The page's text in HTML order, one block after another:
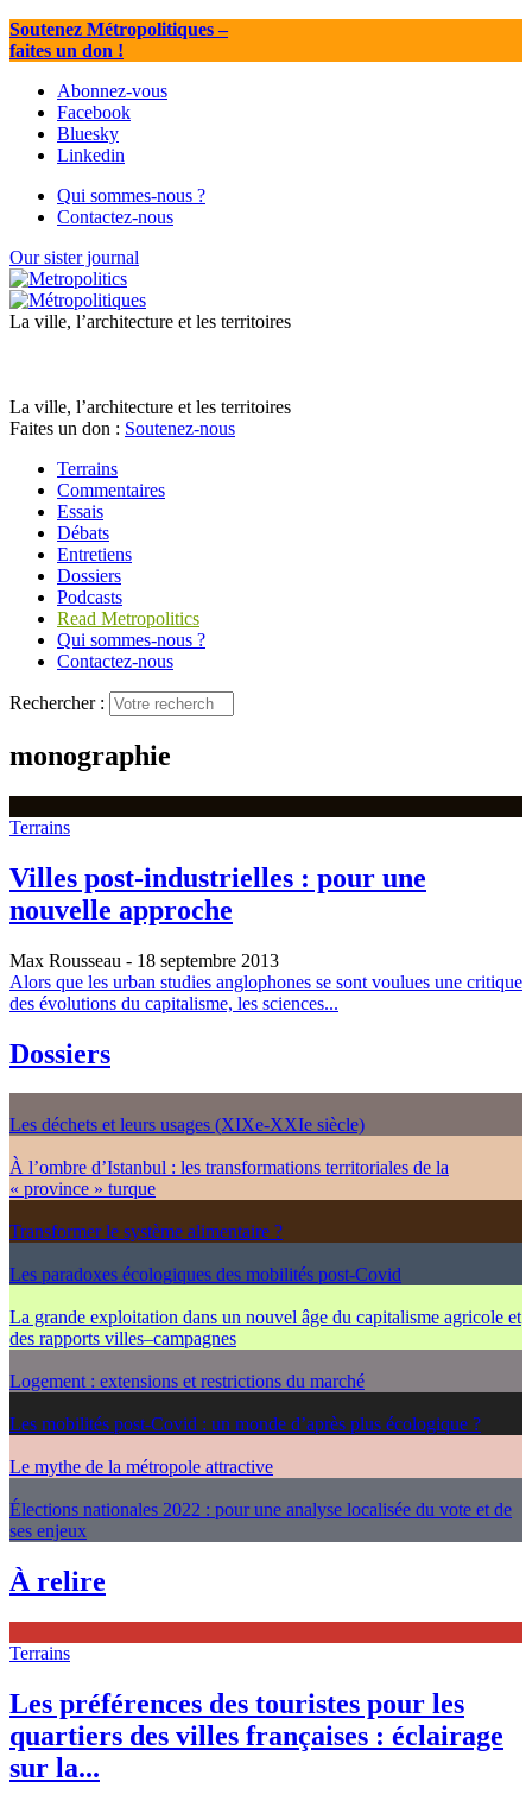
Soutenez Métropolitiques–
faites un don !
Abonnez-vous
Facebook
Bluesky
Linkedin
Qui sommes-nous ?
Contactez-nous
Our sister journal
La ville, l’architecture et les territoires
La ville, l’architecture et les territoires
Faites un don : Soutenez-nous
Terrains
Commentaires
Essais
Débats
Entretiens
Dossiers
Podcasts
Read Metropolitics
Qui sommes-nous ?
Contactez-nous
Rechercher :
monographie
Terrains
Villes post-industrielles : pour une
nouvelle approche
Max Rousseau - 18 septembre 2013
Alors que les urban studies anglophones se sont voulues une critique
des évolutions du capitalisme, les sciences...
Dossiers
Les déchets et leurs usages (XIXe-XXIe siècle)
À l’ombre d’Istanbul : les transformations territoriales de la
« province » turque
Transformer le système alimentaire ?
Les paradoxes écologiques des mobilités post-Covid
La grande exploitation dans un nouvel âge du capitalisme agricole et
des rapports villes–campagnes
Logement : extensions et restrictions du marché
Les mobilités post-Covid : un monde d’après plus écologique ?
Le mythe de la métropole attractive
Élections nationales 2022 : pour une analyse localisée du vote et de
ses enjeux
À relire
Terrains
Les préférences des touristes pour les
quartiers des villes françaises : éclairage
sur la...